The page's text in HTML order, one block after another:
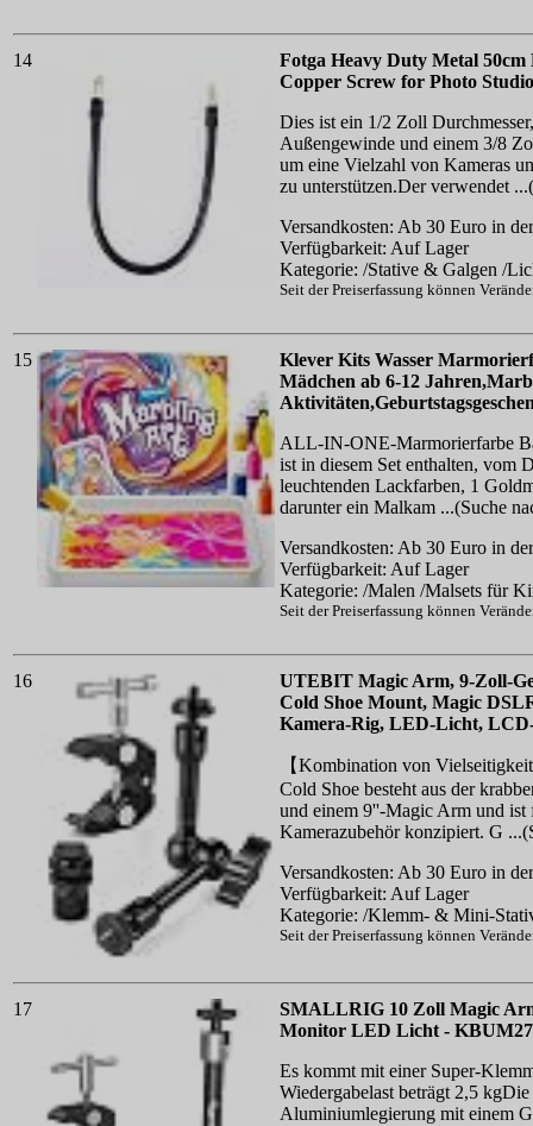
14
Fotga Heavy Duty Metal
Copper Screw for Photo
Dies ist ein 1/2 Zoll
Außengewinde und einem 3/8
um eine Vielzahl von Kameras
zu unterstützen.Der verwendet
Versandkosten: Ab 30 Euro in
Verfügbarkeit: Auf Lager
Kategorie: /Stative & Galgen /
Seit der Preiserfassung können
15
Klever Kits Wasser
Mädchen ab 6-12
ALL-IN-ONE-Marmorierfarbe
ist in diesem Set enthalten, vom
leuchtenden Lackfarben, 1
darunter ein Malkam ...(Suche
Versandkosten: Ab 30 Euro in
Verfügbarkeit: Auf Lager
Kategorie: /Malen /Malsets für
Seit der Preiserfassung können
16
UTEBIT Magic Arm, 9-Zoll-
Cold Shoe Mount, Magic
Kamera-Rig, LED-Licht,
【Kombination von
Cold Shoe besteht aus der
und einem 9''-Magic Arm und ist
Kamerazubehör konzipiert. G
Versandkosten: Ab 30 Euro in
Verfügbarkeit: Auf Lager
Kategorie: /Klemm- & Mini-
Seit der Preiserfassung können
17
SMALLRIG 10 Zoll Magic
Monitor LED Licht -
Es kommt mit einer Super-
Wiedergabelast beträgt 2,5
Aluminiumlegierung mit einem